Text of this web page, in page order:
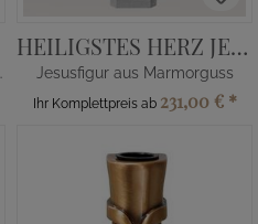
HEILIGSTES HERZ JESU
Jesusfigur aus Marmorguss
Ihr Komplettpreis ab 231,00 € *